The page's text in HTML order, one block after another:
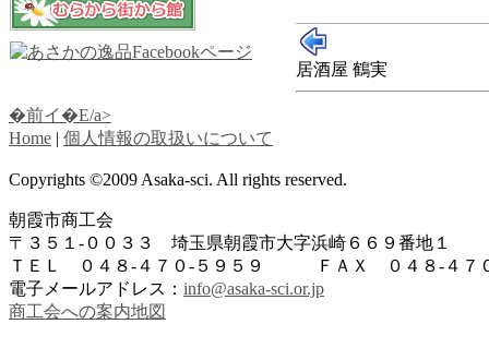
居酒屋 鶴実
�前イ�E/a>
Home | 個人情報の取扱いについて
Copyrights ©2009 Asaka-sci. All rights reserved.
朝霞市商工会
〒３５１-００３３ 埼玉県朝霞市大字浜崎６６９番地１
ＴＥＬ ０４８-４７０-５９５９ ＦＡＸ ０４８-４７
電子メールアドレス： info@asaka-sci.or.jp
商工会への案内地図